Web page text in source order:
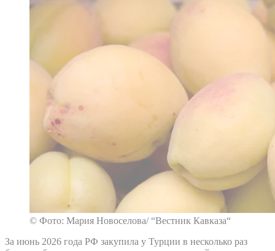
© Фото: Мария Новоселова/ “Вестник Кавказа“
За июнь 2026 года РФ закупила у Турции в несколько раз